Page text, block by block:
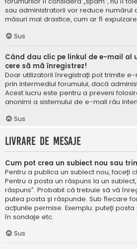
sau administratorii vor reduce numărul
măsuri mai drastice, cum ar fi
Sus
Când dau clic pe linkul de e-mail al
cere să mă înregistrez!
Doar utilizatorii înregistrați pot trimite
prin intermediul forumului, dacă
Acest lucru este pentru a preveni
anonimi a sistemului de e-mail rău
Sus
Livrare de mesaje
Cum pot crea un subiect nou sau
Pentru a publica un subiect nou, faceți
Pentru a posta un răspuns la un
răspuns”. Probabil că trebuie să vă
putea posta și răspunde. Sub fiecare
acțiunile permise. Exemplu: puteți
în sondaje etc.
Sus